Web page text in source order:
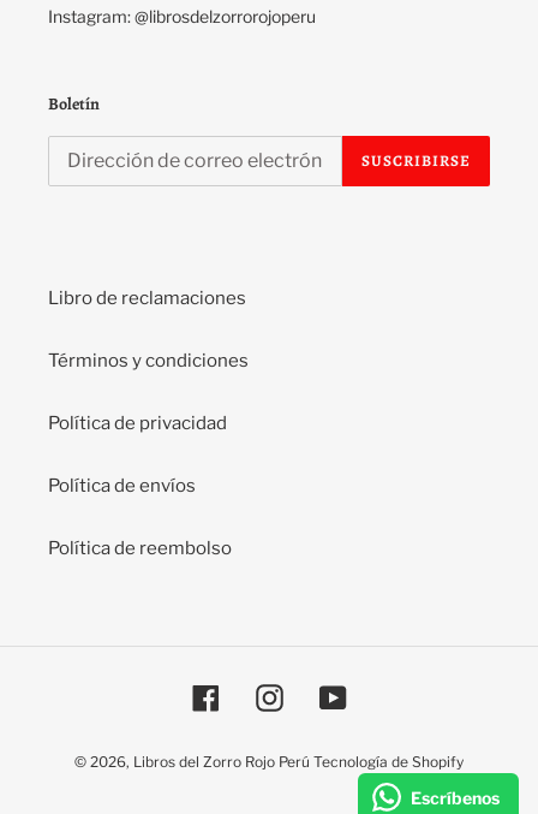
Instagram: @librosdelzorrorojoperu
Boletín
SUSCRIBIRSE
Libro de reclamaciones
Términos y condiciones
Política de privacidad
Política de envíos
Política de reembolso
FacebookInstagramYouTube
© 2026, Libros del Zorro Rojo Perú Tecnología de Shopify
Escríbenos